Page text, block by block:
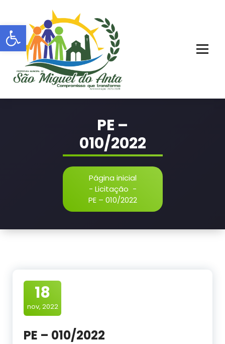
Barra de Ferramentas Aberta
o
conteúdo
PE –
010/2022
Página inicial
- Licitação -
PE – 010/2022
18
nov, 2022
PE – 010/2022